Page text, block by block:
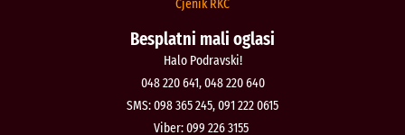
Cjenik RKC
Besplatni mali oglasi
Halo Podravski!
048 220 641, 048 220 640
SMS: 098 365 245, 091 222 0615
Viber: 099 226 3155